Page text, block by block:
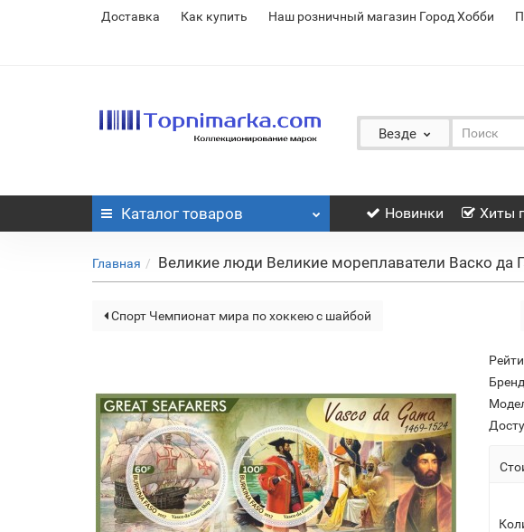
Доставка Как купить Наш розничный магазин Город Хобби
Везде
Каталог товаров Новинки Хиты
Главная Великие люди Великие мореплаватели Васко да
Спорт Чемпионат мира по хоккею с шайбой